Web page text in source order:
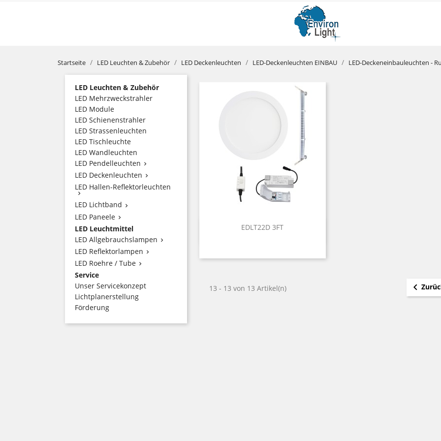
Startseite LED Leuchten & Zubehör LED Deckenleuchten LED-Deckenleuchten EINBAU LED-Deckeneinbauleuchten -
LED Leuchten & Zubehör
LED Mehrzweckstrahler
LED Module
LED Schienenstrahler
LED Strassenleuchten
LED Tischleuchte
LED Wandleuchten
LED Pendelleuchten 
LED Deckenleuchten 
LED Hallen-Reflektorleuchten

LED Lichtband 
LED Paneele 
LED Leuchtmittel
LED Allgebrauchslampen 
LED Reflektorlampen 
LED Roehre / Tube 
Service
Unser Servicekonzept
Lichtplanerstellung
Förderung
EDLT22D 3FT
Vorschau
13 - 13 von 13 Artikel(n) 